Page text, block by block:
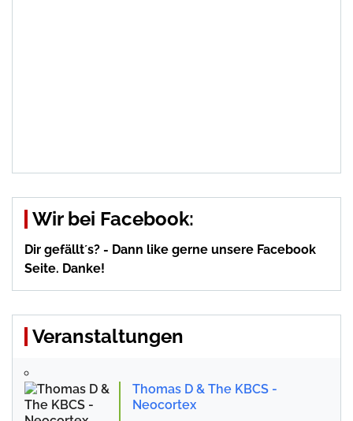
Wir bei Facebook:
Dir gefällt´s? - Dann like gerne unsere Facebook
Seite. Danke!
Veranstaltungen
Thomas D & The KBCS -
Neocortex